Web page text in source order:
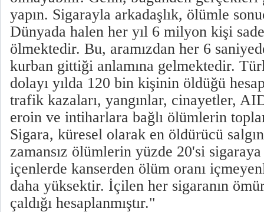
yapın. Sigarayla arkadaşlık, ölümle
Dünyada halen her yıl 6 milyon kişi
ölmektedir. Bu, aramızdan her 6
kurban gittiği anlamına gelmektedir.
dolayı yılda 120 bin kişinin öldüğü
trafik kazaları, yangınlar, cinayetler,
eroin ve intiharlara bağlı ölümlerin
Sigara, küresel olarak en öldürücü
zamansız ölümlerin yüzde 20'si sigaraya
içenlerde kanserden ölüm oranı
daha yüksektir. İçilen her sigaranın
çaldığı hesaplanmıştır."